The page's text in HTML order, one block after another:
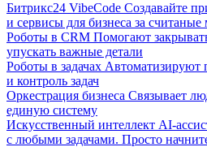
Битрикс24 VibeCode Создавайте
и сервисы для бизнеса за
Роботы в CRM Помогают
упускать важные детали
Роботы в задачах Автоматизируют
и контроль задач
Оркестрация бизнеса Связывает
единую систему
Искусственный интеллект AI-
с любыми задачами. Просто